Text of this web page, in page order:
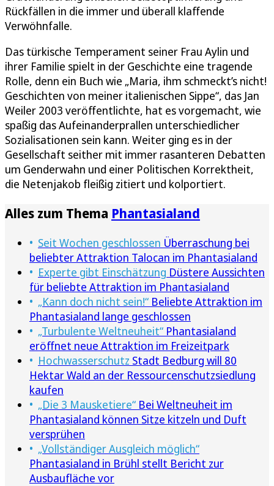
Rückfällen in die immer und überall klaffende
Verwöhnfalle.
Das türkische Temperament seiner Frau Aylin und
ihrer Familie spielt in der Geschichte eine tragende
Rolle, denn ein Buch wie „Maria, ihm schmeckt’s nicht!
Geschichten von meiner italienischen Sippe“, das Jan
Weiler 2003 veröffentlichte, hat es vorgemacht, wie
spaßig das Aufeinanderprallen unterschiedlicher
Sozialisationen sein kann. Weiter ging es in der
Gesellschaft seither mit immer rasanteren Debatten
um Genderwahn und einer Politischen Korrektheit,
die Netenjakob fleißig zitiert und kolportiert.
Alles zum Thema Phantasialand
Seit Wochen geschlossen Überraschung bei
beliebter Attraktion Talocan im Phantasialand
Experte gibt Einschätzung Düstere Aussichten
für beliebte Attraktion im Phantasialand
„Kann doch nicht sein!“ Beliebte Attraktion im
Phantasialand lange geschlossen
„Turbulente Weltneuheit“ Phantasialand
eröffnet neue Attraktion im Freizeitpark
Hochwasserschutz Stadt Bedburg will 80
Hektar Wald an der Ressourcenschutzsiedlung
kaufen
„Die 3 Mausketiere“ Bei Weltneuheit im
Phantasialand können Sitze kitzeln und Duft
versprühen
„Vollständiger Ausgleich möglich“
Phantasialand in Brühl stellt Bericht zur
Ausbaufläche vor